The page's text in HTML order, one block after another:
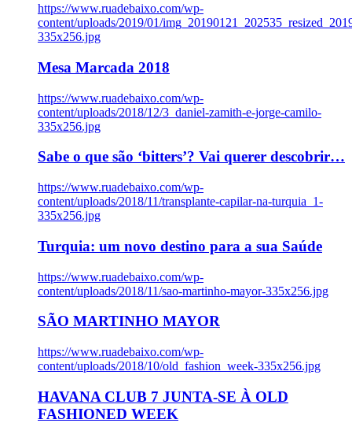
https://www.ruadebaixo.com/wp-
content/uploads/2019/01/
335x256.jpg
Mesa Marcada 2018
https://www.ruadebaixo.com/wp-
content/uploads/2018/12/3_daniel-zamith-e-jorge-camilo-
335x256.jpg
Sabe o que são ‘bitters’? Vai querer descobrir…
https://www.ruadebaixo.com/wp-
content/uploads/2018/11/transplante-capilar-na-turquia_1-
335x256.jpg
Turquia: um novo destino para a sua Saúde
https://www.ruadebaixo.com/wp-
content/uploads/2018/11/sao-martinho-mayor-335x256.jpg
SÃO MARTINHO MAYOR
https://www.ruadebaixo.com/wp-
content/uploads/2018/10/old_fashion_week-335x256.jpg
HAVANA CLUB 7 JUNTA-SE À OLD
FASHIONED WEEK